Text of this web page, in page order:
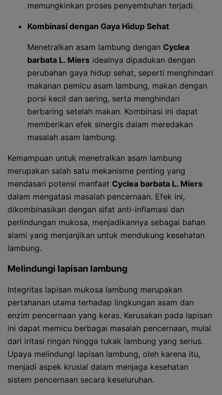
memungkinkan proses penyembuhan terjadi.
Kombinasi dengan Gaya Hidup Sehat
Menetralkan asam lambung dengan Cyclea
barbata L. Miers idealnya dipadukan dengan
perubahan gaya hidup sehat, seperti menghindari
makanan pemicu asam lambung, makan dengan
porsi kecil dan sering, serta menghindari
berbaring setelah makan. Kombinasi ini dapat
memberikan efek sinergis dalam meredakan
masalah asam lambung.
Kemampuan untuk menetralkan asam lambung
merupakan salah satu mekanisme penting yang
mendasari potensi manfaat Cyclea barbata L. Miers
dalam mengatasi masalah pencernaan. Efek ini,
dikombinasikan dengan sifat anti-inflamasi dan
perlindungan mukosa, menjadikannya sebagai bahan
alami yang menjanjikan untuk mendukung kesehatan
lambung.
Melindungi lapisan lambung
Integritas lapisan mukosa lambung merupakan
pertahanan utama terhadap lingkungan asam dan
enzim pencernaan yang keras. Kerusakan pada lapisan
ini dapat memicu berbagai masalah pencernaan, mulai
dari iritasi ringan hingga tukak lambung yang serius.
Upaya melindungi lapisan lambung, oleh karena itu,
menjadi aspek krusial dalam menjaga kesehatan
sistem pencernaan secara keseluruhan.